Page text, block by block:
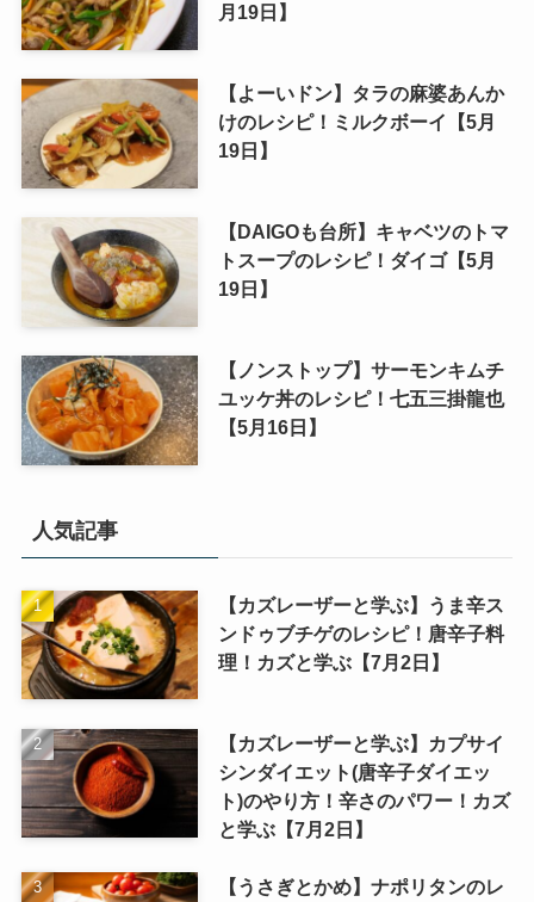
月19日】
【よーいドン】タラの麻婆あんか
けのレシピ！ミルクボーイ【5月
19日】
【DAIGOも台所】キャベツのトマ
トスープのレシピ！ダイゴ【5月
19日】
【ノンストップ】サーモンキムチ
ユッケ丼のレシピ！七五三掛龍也
【5月16日】
人気記事
【カズレーザーと学ぶ】うま辛ス
ンドゥブチゲのレシピ！唐辛子料
理！カズと学ぶ【7月2日】
【カズレーザーと学ぶ】カプサイ
シンダイエット(唐辛子ダイエッ
ト)のやり方！辛さのパワー！カズ
と学ぶ【7月2日】
【うさぎとかめ】ナポリタンのレ